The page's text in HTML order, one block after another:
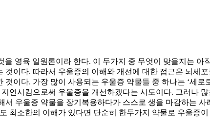
영육 일원론이라 한다. 이 두가지 중 무엇이 맞을지는 아
이다. 따라서 우울증의 이해와 개선에 대한 접근은 뇌세
이다. 가장 많이 사용되는 우울증 약물들 중 하나는 ‘세로
시킴으로써 우울증을 개선하겠다는 시도이다. 그러나
우울증 약물을 장기복용하다가 스스로 생을 마감하는
최소한의 이해가 있다면 단순히 한두가지 약물로 우울증